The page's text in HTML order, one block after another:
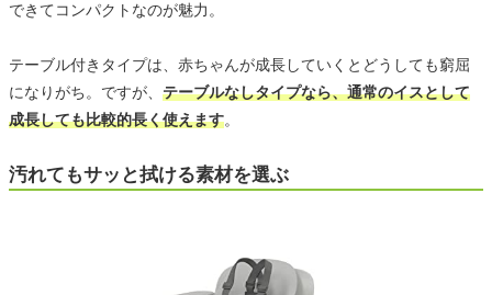
できてコンパクトなのが魅力。
テーブル付きタイプは、赤ちゃんが成長していくとどうしても窮屈
になりがち。ですが、 テーブルなしタイプなら、通常のイスとして
成長しても比較的長く使えます。
汚れてもサッと拭ける素材を選ぶ